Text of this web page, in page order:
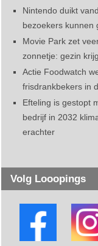
Nintendo duikt
bezoekers kunnen
Movie Park zet
zonnetje: gezin
Actie Foodwatch
frisdrankbekers in
Efteling is gestopt
bedrijf in 2032
erachter
Volg Looopings